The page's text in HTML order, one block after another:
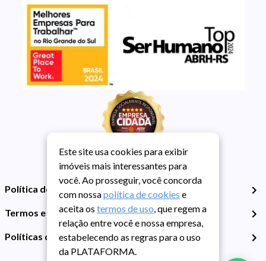
Política de Privacidade
Termos e Condições de Uso
Políticas de Cookies
Este site usa cookies para exibir
imóveis mais interessantes para
você. Ao prosseguir, você concorda
com nossapolítica de cookies e
aceita os termos de uso, que regem a
relação entre você e nossa empresa,
estabelecendo as regras para o uso
da PLATAFORMA.